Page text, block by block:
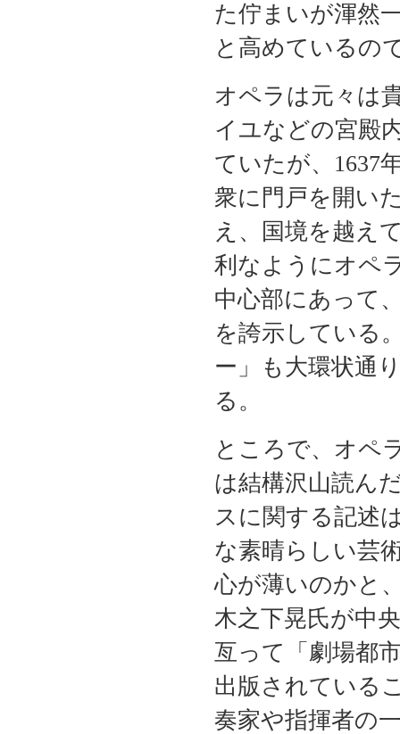
た佇まいが渾然
と高めているの
オペラは元々は
イユなどの宮殿
ていたが、1637
衆に門戸を開い
え、国境を越え
利なようにオペ
中心部にあって
を誇示している
ー」も大環状通
る。
ところで、オペ
は結構沢山読ん
スに関する記述
な素晴らしい芸
心が薄いのかと
木之下晃氏が中
亙って「劇場都
出版されている
奏家や指揮者の